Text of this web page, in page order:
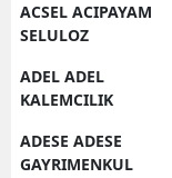
ACSEL ACIPAYAM
SELULOZ
ADEL ADEL
KALEMCILIK
ADESE ADESE
GAYRIMENKUL